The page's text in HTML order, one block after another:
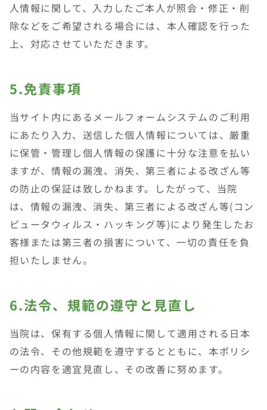
人情報に関して、入力したご本人が照会・修正・削
除などをご希望される場合には、本人確認を行った
上、対応させていただきます。
5.免責事項
当サイト内にあるメールフォームシステムのご利用
にあたり入力、送信した個人情報については、厳重
に保管・管理し個人情報の保護に十分な注意を払い
ますが、情報の漏洩、消失、第三者による改ざん等
の防止の保証は致しかねます。したがって、当院
は、情報の漏洩、消失、第三者による改ざん等(コン
ピュータウィルス・ハッキング等)により発生したお
客様または第三者の損害について、一切の責任を負
担いたしません。
6.法令、規範の遵守と見直し
当院は、保有する個人情報に関して適用される日本
の法令、その他規範を遵守するとともに、本ポリシ
ーの内容を適宜見直し、その改善に努めます。